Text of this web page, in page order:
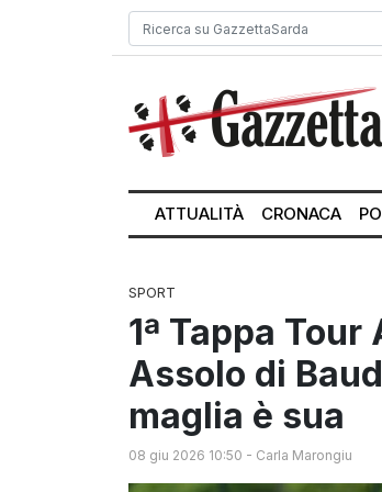
ATTUALITÀ CRONACA
SPORT
1ª Tappa
Assolo di
maglia è sua
08 giu 2026 10:50 - Carla Marongiu